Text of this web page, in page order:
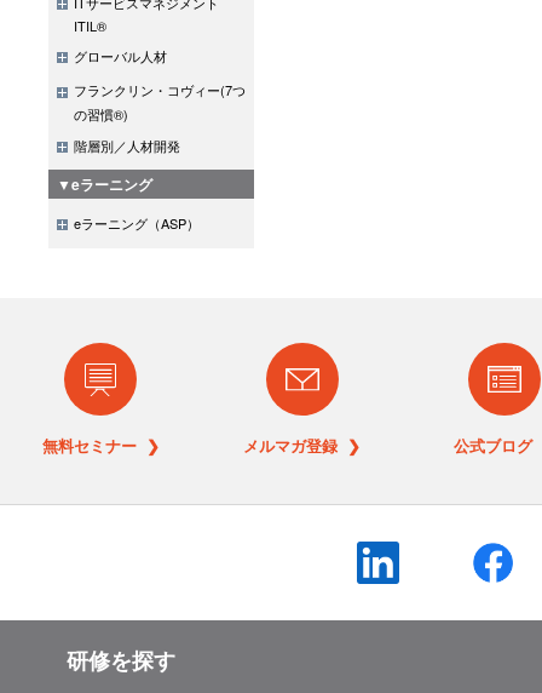
ITIL®
グローバル人材
フランクリン・コヴィー(7つ
の習慣®)
階層別／人材開発
▼eラーニング
eラーニング（ASP）
無料セミナー ❯ メルマガ登録 ❯ 公式ブロ
研修を探す